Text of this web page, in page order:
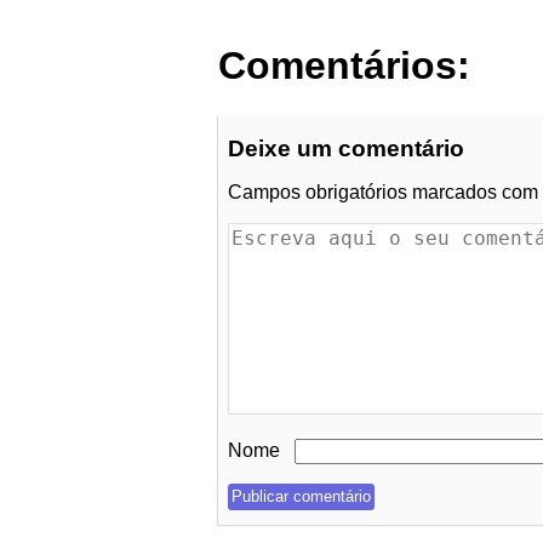
Comentários:
Deixe um comentário
Campos obrigatórios marcados com
Nome